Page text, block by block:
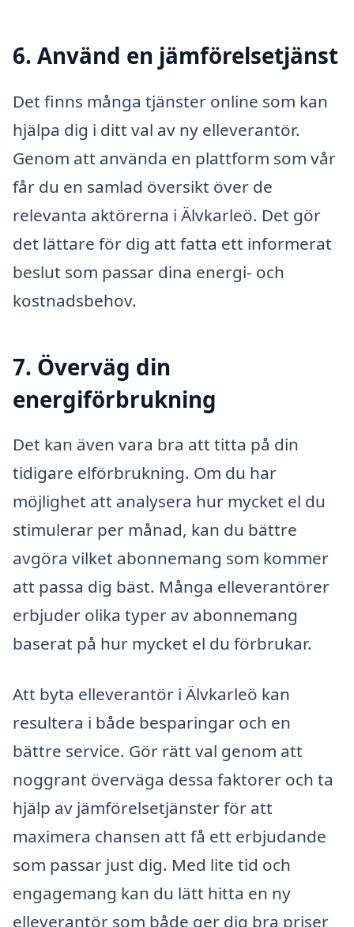
6. Använd en jämförelsetjänst
Det finns många tjänster online som kan
hjälpa dig i ditt val av ny elleverantör.
Genom att använda en plattform som vår
får du en samlad översikt över de
relevanta aktörerna i Älvkarleö. Det gör
det lättare för dig att fatta ett informerat
beslut som passar dina energi- och
kostnadsbehov.
7. Överväg din
energiförbrukning
Det kan även vara bra att titta på din
tidigare elförbrukning. Om du har
möjlighet att analysera hur mycket el du
stimulerar per månad, kan du bättre
avgöra vilket abonnemang som kommer
att passa dig bäst. Många elleverantörer
erbjuder olika typer av abonnemang
baserat på hur mycket el du förbrukar.
Att byta elleverantör i Älvkarleö kan
resultera i både besparingar och en
bättre service. Gör rätt val genom att
noggrant överväga dessa faktorer och ta
hjälp av jämförelsetjänster för att
maximera chansen att få ett erbjudande
som passar just dig. Med lite tid och
engagemang kan du lätt hitta en ny
elleverantör som både ger dig bra priser